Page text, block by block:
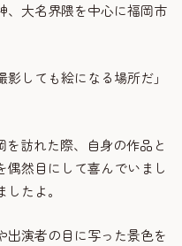
、大名界隈を中心に福岡市
しても絵になる場所だ」
を訪れた際、自身の作品と
偶然目にして喜んでいまし
たよ。
出演者の目に写った景色を